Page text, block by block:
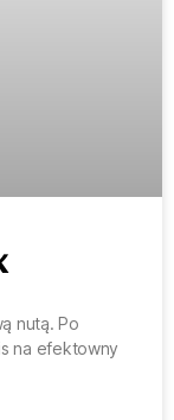
nutą. Po
na efektowny